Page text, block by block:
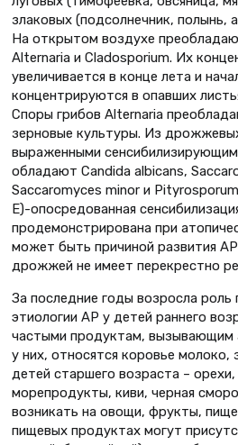
злаковых (подсолнечник, полынь,
На открытом воздухе
Alternaria и Cladosporium. Их
увеличивается в конце лета и
концентрируются в опавших
Споры грибов Alternaria
зерновые культуры. Из
выраженными
обладают Candida albicans,
Saccaromyces minor и
Е)-опосредованная
продемонстрирована при
может быть причиной развития
дрожжей не имеет перекрестно
За последние годы возросла роль
этиологии АР у детей раннего
частыми продуктам, вызывающим
у них, относятся коровье молоко,
детей старшего возраста –
морепродукты, киви, черная
возникать на овощи, фрукты,
пищевых продуктах могут